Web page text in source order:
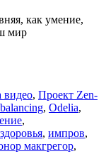
как умение,
мир
видео, Проект Zen-
, Odelia,
,
здоровья, импров,
макгрегор,